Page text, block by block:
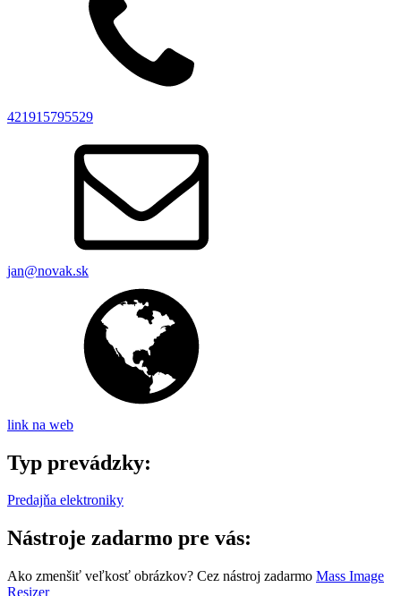
421915795529
jan@novak.sk
link na web
Typ prevádzky:
Predajňa elektroniky
Nástroje zadarmo pre vás:
Ako zmenšiť veľkosť obrázkov? Cez nástroj zadarmo Mass Image
Resizer